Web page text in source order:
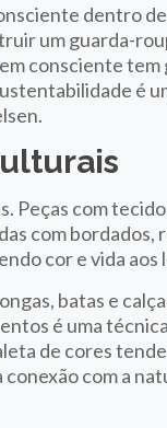
dentro
um guarda-
consciente tem
é
Peças com
com bordados,
cor e vida aos
batas e
é uma
de cores
com a